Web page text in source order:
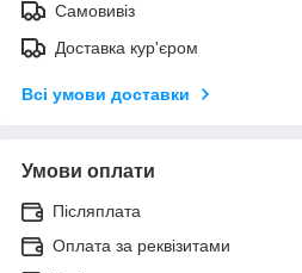
Самовивіз
Доставка кур'єром
Всі умови доставки
Умови оплати
Післяплата
Оплата за реквізитами